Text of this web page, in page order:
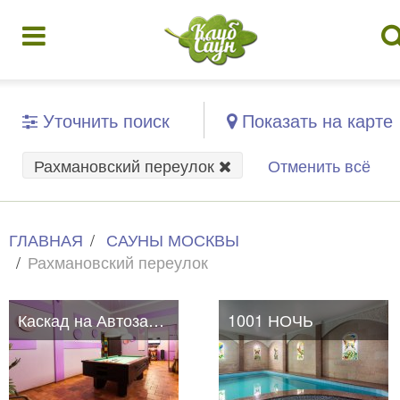
Уточнить поиск Показать на карте
Рахмановский переулок Отменить всё
ГЛАВНАЯ
САУНЫ МОСКВЫ
Рахмановский переулок
Каскад на Автозаводской 1001 НОЧЬ